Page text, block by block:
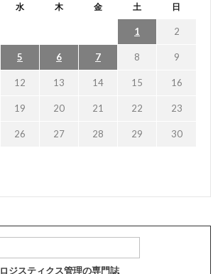
水 木 金 土 日
1 2
5 6 7 8 9
12 13 14 15 16
19 20 21 22 23
26 27 28 29 30
ロジスティクス管理の専門誌